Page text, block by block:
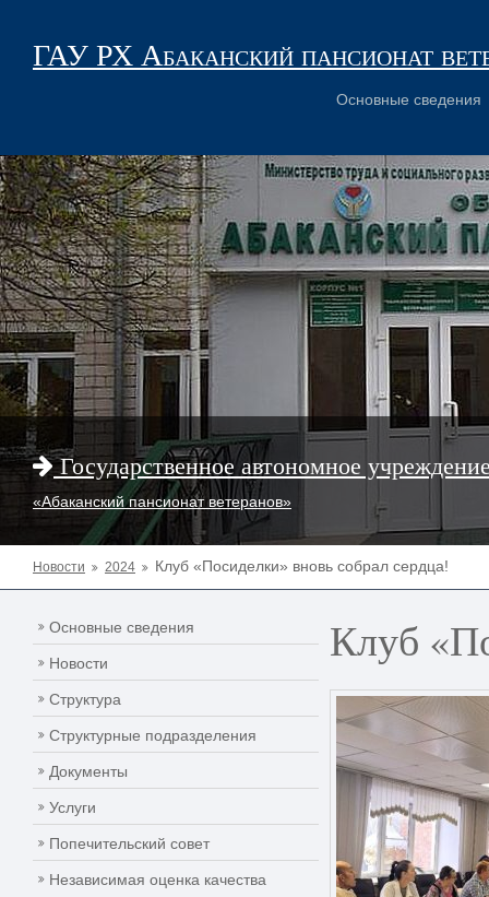
ГАУ РХ Абаканский пансионат
Основные сведения
Государственное автономное
«Абаканский пансионат ветеранов»
Новости 2024 Клуб «Посиделки» вновь собрал сердца!
Основные сведения
Новости
Структура
Структурные подразделения
Документы
Услуги
Попечительский совет
Независимая оценка качества
Клуб